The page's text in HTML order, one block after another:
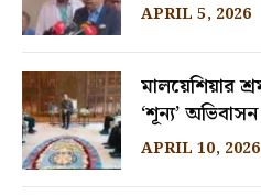
APRIL 5, 2026
মালয়েশিয়ার
‘শূন্য’
APRIL 10, 2026